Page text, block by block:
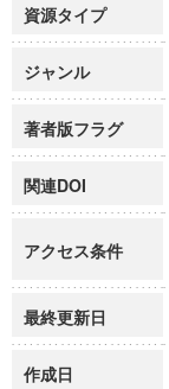
資源タイプ
ジャンル
著者版フラグ
関連DOI
アクセス条件
最終更新日
作成日